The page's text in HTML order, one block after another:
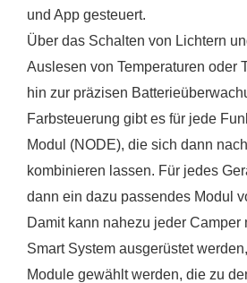
und App gesteuert.
Über das Schalten von Lichtern
Auslesen von Temperaturen oder
hin zur präzisen
Farbsteuerung gibt es für jede
Modul (NODE), die sich dann
kombinieren lassen. Für jedes
dann ein dazu passendes Modul
Damit kann nahezu jeder Camper
Smart System ausgerüstet
Module gewählt werden, die zu